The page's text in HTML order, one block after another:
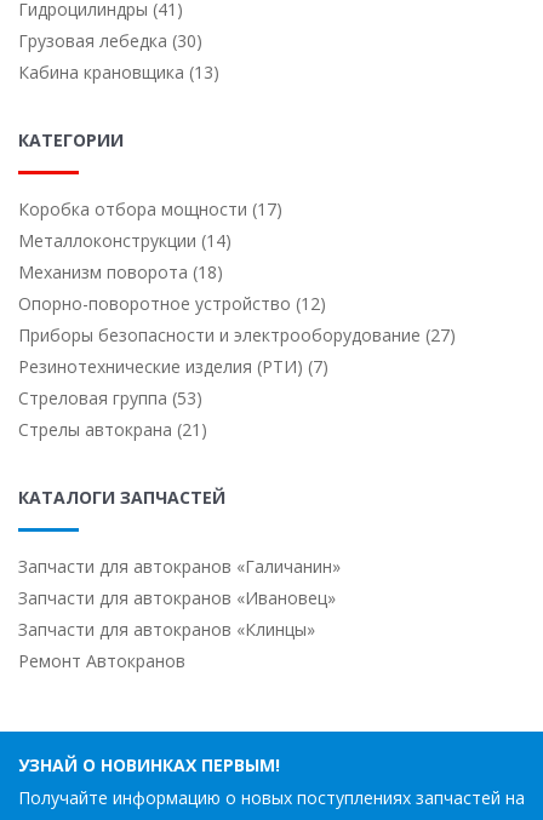
Гидроцилиндры (41)
Грузовая лебедка (30)
Кабина крановщика (13)
КАТЕГОРИИ
Коробка отбора мощности (17)
Металлоконструкции (14)
Механизм поворота (18)
Опорно-поворотное устройство (12)
Приборы безопасности и электрооборудование (27)
Резинотехнические изделия (РТИ) (7)
Стреловая группа (53)
Стрелы автокрана (21)
КАТАЛОГИ ЗАПЧАСТЕЙ
Запчасти для автокранов «Галичанин»
Запчасти для автокранов «Ивановец»
Запчасти для автокранов «Клинцы»
Ремонт Автокранов
УЗНАЙ О НОВИНКАХ ПЕРВЫМ!
Получайте информацию о новых поступлениях запчастей на